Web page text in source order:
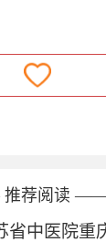
荐阅读
省中医院重